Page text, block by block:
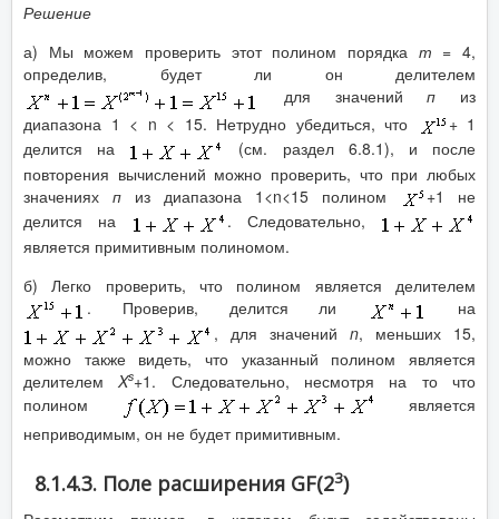
Решение
а) Мы можем проверить этот полином порядка т = 4,
определив, будет ли он делителем
для значенийп из
диапазона 1 < n < 15. Нетрудно убедиться, что
+ 1
делится на
(см. раздел 6.8.1), и после
повторения вычислений можно проверить, что при любых
значениях п из диапазона 1<n<15 полином
+1 не
делится на
. Следовательно,
является примитивным полиномом.
б) Легко проверить, что полином является делителем
. Проверив, делится ли
на
, для значений n, меньших 15,
можно также видеть, что указанный полином является
делителемXs+1. Следовательно, несмотря на то что
полином
является
неприводимым, он не будет примитивным.
8.1.4.3. Поле расширения GF(23)